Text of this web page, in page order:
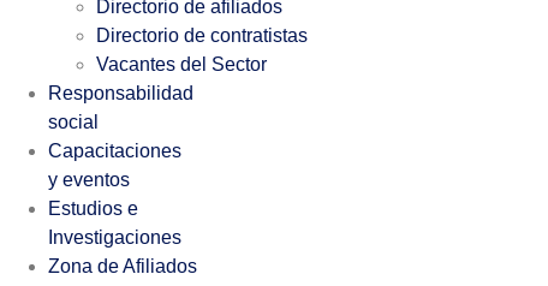
Directorio de afiliados
Directorio de contratistas
Vacantes del Sector
Responsabilidad
social
Capacitaciones
y eventos
Estudios e
Investigaciones
Zona de Afiliados